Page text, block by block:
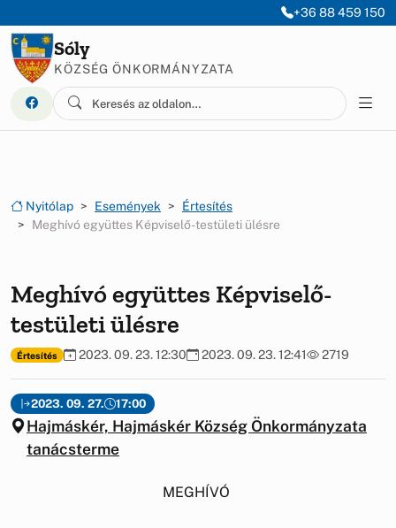
+36 88 459 150
Sóly
KÖZSÉG ÖNKORMÁNYZATA
Nyitólap Események
Értesítés
Meghívó együttes Képviselő-testületi ülésre
Meghívó együttes Képviselő-
testületi ülésre
Értesítés 2023. 09. 23. 12:30 2023. 09. 23. 12:41 2719
2023. 09. 27. 17:00
Hajmáskér, Hajmáskér Község Önkormányzata
tanácsterme
MEGHÍVÓ